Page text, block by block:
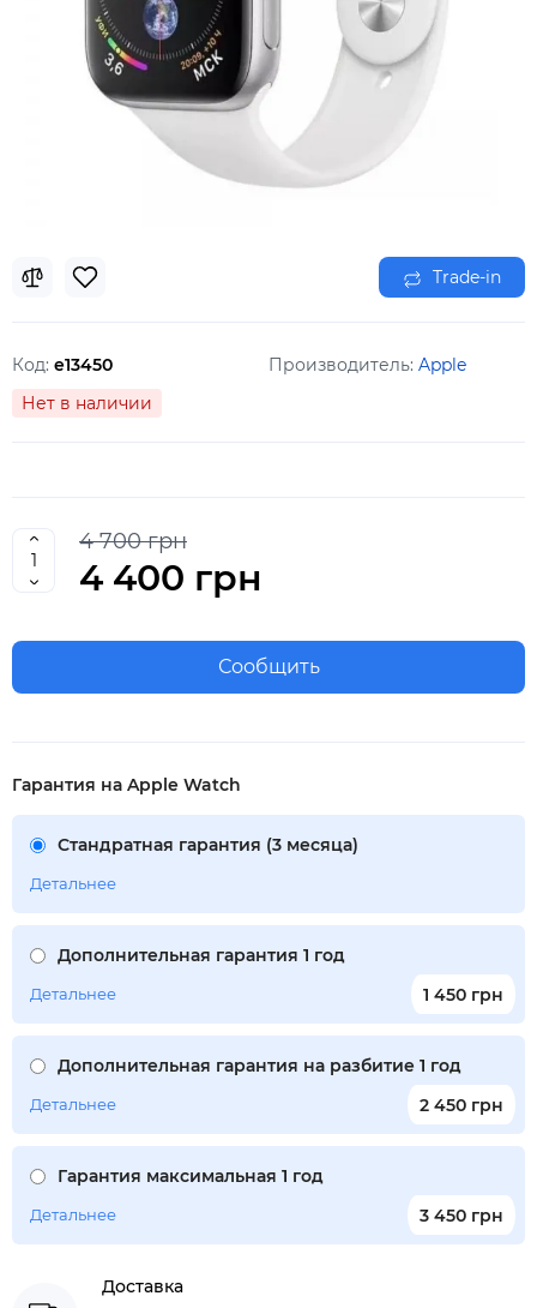
Trade-in
Код: e13450 Производитель: Apple
Нет в наличии
4 700 грн
4 400 грн
Сообщить
Гарантия на Apple Watch
Стандратная гарантия (3 месяца)
Детальнее
Дополнительная гарантия 1 год
1 450 грн
Детальнее
Дополнительная гарантия на разбитие 1 год
2 450 грн
Детальнее
Гарантия максимальная 1 год
3 450 грн
Детальнее
Доставка